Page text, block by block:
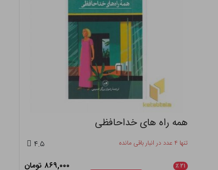
همه راه های خداحافظی
تنها ۴ عدد در انبار باقی مانده ۴.۵
۲۱ ٪
۸۶۹,۰۰۰ تومان